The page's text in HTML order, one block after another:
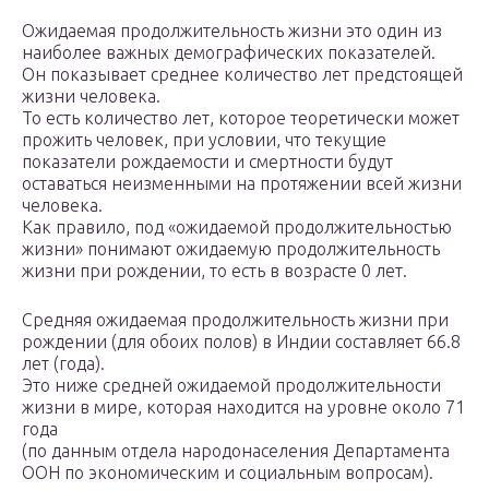
Ожидаемая продолжительность жизни это один из
наиболее важных демографических показателей.
Он показывает среднее количество лет предстоящей
жизни человека.
То есть количество лет, которое теоретически может
прожить человек, при условии, что текущие
показатели рождаемости и смертности будут
оставаться неизменными на протяжении всей жизни
человека.
Как правило, под «ожидаемой продолжительностью
жизни» понимают ожидаемую продолжительность
жизни при рождении, то есть в возрасте 0 лет.
Средняя ожидаемая продолжительность жизни при
рождении (для обоих полов) в Индии составляет 66.8
лет (года).
Это ниже средней ожидаемой продолжительности
жизни в мире, которая находится на уровне около 71
года
(по данным отдела народонаселения Департамента
ООН по экономическим и социальным вопросам).